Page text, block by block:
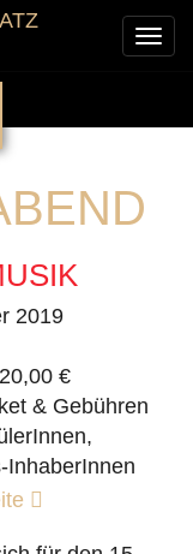
2019
€
& Gebühren
InhaberInnen